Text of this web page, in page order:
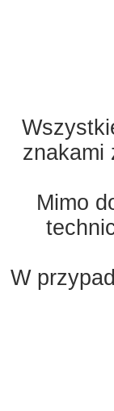
znakami
Mimo
W